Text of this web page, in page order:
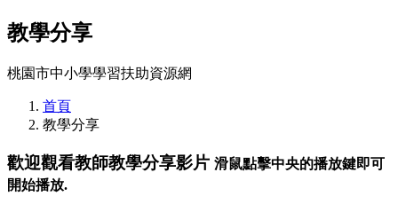
教學分享
桃園市中小學學習扶助資源網
首頁
教學分享
歡迎觀看教師教學分享影片 滑鼠點擊中央的播放鍵即可
開始播放.